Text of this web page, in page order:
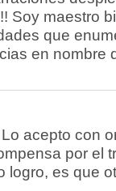
Soy maestro
que
en nombre
acepto con
por el
logro, es que